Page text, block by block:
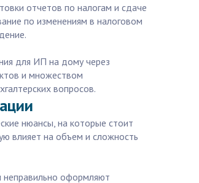
отчетов по налогам и сдаче
по изменениям в налоговом
для ИП на дому через
и множеством
вопросов.
нюансы, на которые стоит
влияет на объем и сложность
неправильно оформляют